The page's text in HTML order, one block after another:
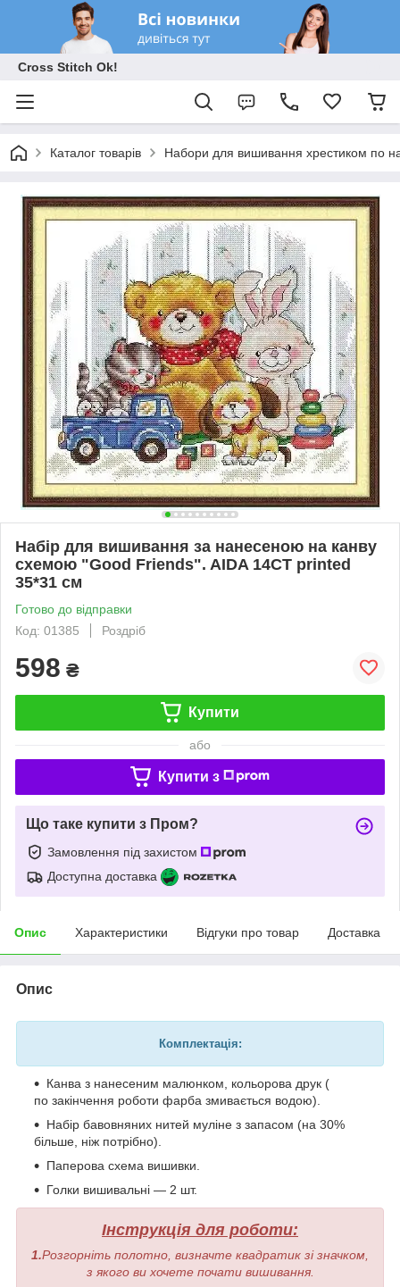
Cross Stitch Ok!
Каталог товарів Набори для вишивання хрестиком по
Набір для вишивання за нанесеною на канву
схемою "Good Friends". AIDA 14CT printed
35*31 см
Готово до відправки
Код: 01385
Роздріб
598 ₴
Купити
або
Купити з
Що таке купити з Пром?
Замовлення під захистом
Доступна доставка
Опис Характеристики Відгуки про товар Доставка
Опис
Комплектація:
Канва з нанесеним малюнком, кольорова друк (
по закінчення роботи фарба змивається водою).
Набір бавовняних нитей муліне з запасом (на 30%
більше, ніж потрібно).
Паперова схема вишивки.
Голки вишивальні — 2 шт.
Інструкція для роботи:
1.Розгорніть полотно, визначте квадратик зі значком,
з якого ви хочете почати вишивання.